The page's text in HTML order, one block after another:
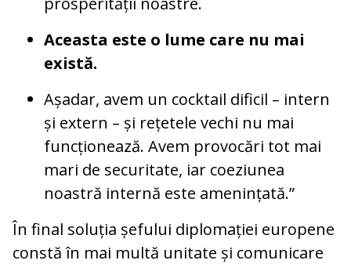
Aceasta este o lume care nu mai
există.
Așadar, avem un cocktail dificil – intern
și extern – și rețetele vechi nu mai
funcționează. Avem provocări tot mai
mari de securitate, iar coeziunea
noastră internă este amenințată.”
În final soluția șefului diplomației europene
constă în mai multă unitate și comunicare